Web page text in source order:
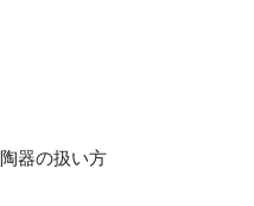
器の扱い方